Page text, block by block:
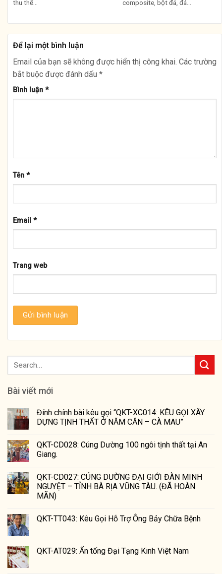
thu thể... composite, bột đá, đá...
Để lại một bình luận
Email của bạn sẽ không được hiển thị công khai. Các trường
bắt buộc được đánh dấu *
Bình luận *
Tên *
Email *
Trang web
Bài viết mới
Đính chính bài kêu gọi “QKT-XC014: KÊU GỌI XÂY
DỰNG TỊNH THẤT Ở NĂM CĂN – CÀ MAU”
QKT-CD028: Cúng Dường 100 ngôi tịnh thất tại An
Giang.
QKT-CD027: CÚNG DƯỜNG ĐẠI GIỚI ĐÀN MINH
NGUYỆT – TỈNH BÀ RỊA VŨNG TÀU. (ĐÃ HOÀN
MÃN)
QKT-TT043: Kêu Gọi Hỗ Trợ Ông Bảy Chữa Bệnh
QKT-AT029: Ấn tống Đại Tạng Kinh Việt Nam